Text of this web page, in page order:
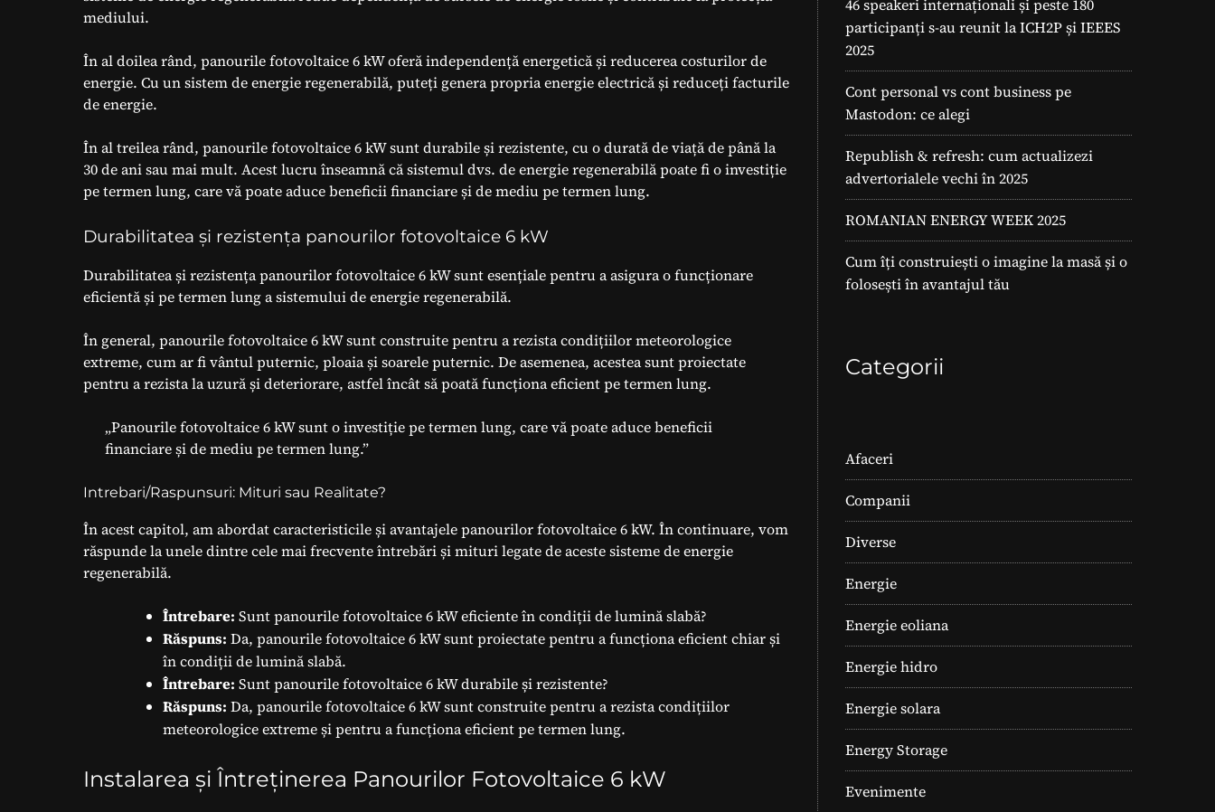
mediului.
În al doilea rând, panourile fotovoltaice 6 kW oferă independență energetică și reducerea costurilor de
energie. Cu un sistem de energie regenerabilă, puteți genera propria energie electrică și reduceți facturile
de energie.
În al treilea rând, panourile fotovoltaice 6 kW sunt durabile și rezistente, cu o durată de viață de până la
30 de ani sau mai mult. Acest lucru înseamnă că sistemul dvs. de energie regenerabilă poate fi o investiție
pe termen lung, care vă poate aduce beneficii financiare și de mediu pe termen lung.
Durabilitatea și rezistența panourilor fotovoltaice 6 kW
Durabilitatea și rezistența panourilor fotovoltaice 6 kW sunt esențiale pentru a asigura o funcționare
eficientă și pe termen lung a sistemului de energie regenerabilă.
În general, panourile fotovoltaice 6 kW sunt construite pentru a rezista condițiilor meteorologice
extreme, cum ar fi vântul puternic, ploaia și soarele puternic. De asemenea, acestea sunt proiectate
pentru a rezista la uzură și deteriorare, astfel încât să poată funcționa eficient pe termen lung.
„Panourile fotovoltaice 6 kW sunt o investiție pe termen lung, care vă poate aduce beneficii
financiare și de mediu pe termen lung.”
Intrebari/Raspunsuri: Mituri sau Realitate?
În acest capitol, am abordat caracteristicile și avantajele panourilor fotovoltaice 6 kW. În continuare, vom
răspunde la unele dintre cele mai frecvente întrebări și mituri legate de aceste sisteme de energie
regenerabilă.
Întrebare: Sunt panourile fotovoltaice 6 kW eficiente în condiții de lumină slabă?
Răspuns: Da, panourile fotovoltaice 6 kW sunt proiectate pentru a funcționa eficient chiar și
în condiții de lumină slabă.
Întrebare: Sunt panourile fotovoltaice 6 kW durabile și rezistente?
Răspuns: Da, panourile fotovoltaice 6 kW sunt construite pentru a rezista condițiilor
meteorologice extreme și pentru a funcționa eficient pe termen lung.
Instalarea și Întreținerea Panourilor Fotovoltaice 6 kW
46 speakeri internaționali și peste 180
participanți s-au reunit la ICH2P și IEEES
2025
Cont personal vs cont business pe
Mastodon: ce alegi
Republish & refresh: cum actualizezi
advertorialele vechi în 2025
ROMANIAN ENERGY WEEK 2025
Cum îți construiești o imagine la masă și o
folosești în avantajul tău
Categorii
Afaceri
Companii
Diverse
Energie
Energie eoliana
Energie hidro
Energie solara
Energy Storage
Evenimente